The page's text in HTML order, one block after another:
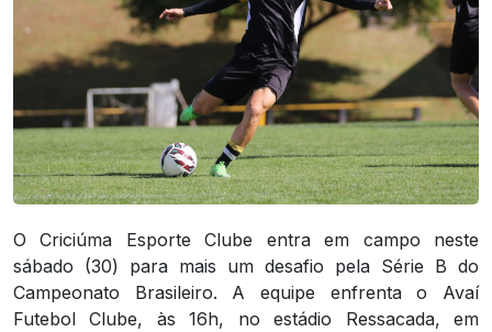
OCriciúma Esporte Clube entra em campo neste
sábado (30) para mais um desafio pela Série B do
Campeonato Brasileiro. A equipe enfrenta o Avaí
Futebol Clube, às 16h, no estádio Ressacada, em